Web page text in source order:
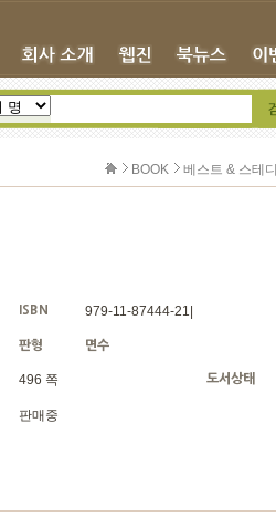
BOOK 베스트 & 스테디
ISBN 979-11-87444-21|
판형 면수
496 쪽 도서상태
판매중